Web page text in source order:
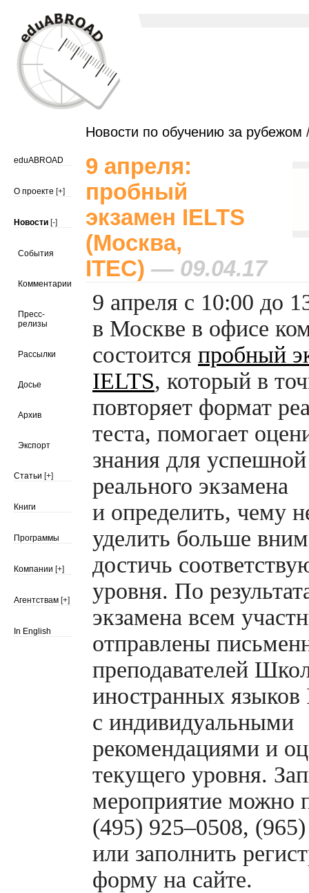
Новости по обучению за рубежом
eduABROAD
О проекте [+]
Новости [-]
События
Комментарии
Пресс-
релизы
Рассылки
Досье
Архив
Экспорт
Статьи [+]
Книги
Программы
Компании [+]
Агентствам [+]
In English
9 апреля:
пробный
экзамен IELTS
(Москва,
ITEC) — 09.04.17
9 апреля с 10:00 до
в Москве в офисе
состоится пробный
IELTS, который в
повторяет формат
теста, помогает
знания для
реального экзамена
и определить, чему
уделить больше
достичь
уровня. По
экзамена всем
отправлены
преподавателей
иностранных
с индивидуальными
рекомендациями и
текущего уровня.
мероприятие можно
(495) 925–0508,
или заполнить
форму на сайте.